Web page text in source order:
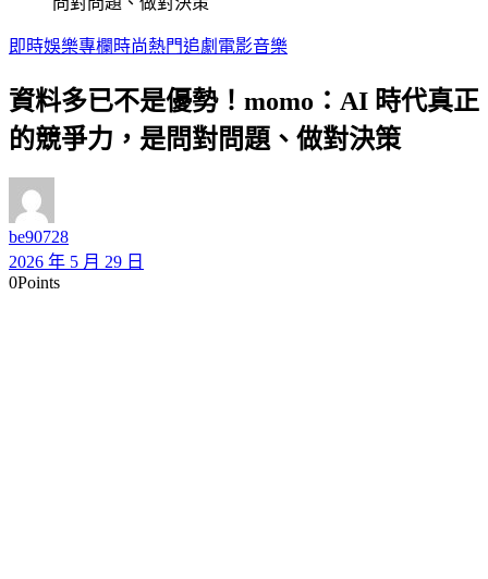
即時娛樂專欄 時尚熱門追劇 電影音樂
資料多已不是優勢！momo：AI 時代真正
的競爭力，是問對問題、做對決策
be90728
2026 年 5 月 29 日
0Points